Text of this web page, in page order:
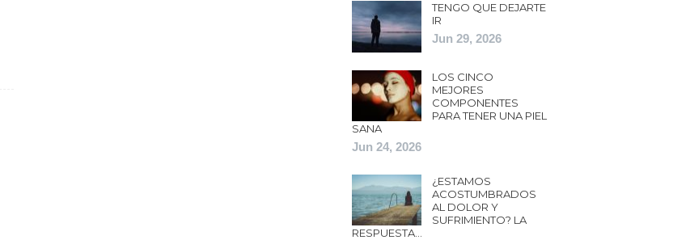
TENGO QUE DEJARTE
IR
Jun 29, 2026
LOS CINCO
MEJORES
COMPONENTES
PARA TENER UNA PIEL
SANA
Jun 24, 2026
¿ESTAMOS
ACOSTUMBRADOS
AL DOLOR Y
SUFRIMIENTO? LA
RESPUESTA…